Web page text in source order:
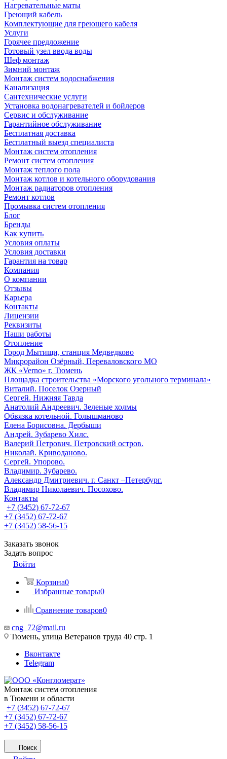
Нагревательные маты
Греющий кабель
Комплектующие для греющего кабеля
Услуги
Горячее предложение
Готовый узел ввода воды
Шеф монтаж
Зимний монтаж
Монтаж систем водоснабжения
Канализация
Сантехнические услуги
Установка водонагревателей и бойлеров
Сервис и обслуживание
Гарантийное обслуживание
Бесплатная доставка
Бесплатный выезд специалиста
Монтаж систем отопления
Ремонт систем отопления
Монтаж теплого пола
Монтаж котлов и котельного оборудования
Монтаж радиаторов отопления
Ремонт котлов
Промывка систем отопления
Блог
Бренды
Как купить
Условия оплаты
Условия доставки
Гарантия на товар
Компания
О компании
Отзывы
Карьера
Контакты
Лицензии
Реквизиты
Наши работы
Отопление
Город Мытищи, станция Медведково
Микрорайон Озёрный, Переваловского МО
ЖК «Verno» г. Тюмень
Площадка строительства «Морского угольного терминала»
Виталий. Поселок Озерный
Сергей. Нижняя Тавда
Анатолий Андреевич. Зеленые холмы
Обвязка котельной. Голышманово
Елена Борисовна. Дербыши
Андрей. Зубарево Хилс.
Валерий Петрович. Петровский остров.
Николай. Криводаново.
Сергей. Упорово.
Владимир. Зубарево.
Александр Дмитриевич. г. Санкт –Петербург.
Владимир Николаевич. Посохово.
Контакты
+7 (3452) 67-72-67
+7 (3452) 67-72-67
+7 (3452) 58-56-15
Заказать звонок
Задать вопрос
Войти
Корзина0
Избранные товары0
Сравнение товаров0
cng_72@mail.ru
Тюмень, улица Ветеранов труда 40 стр. 1
Вконтакте
Telegram
Монтаж систем отопления
в Тюмени и области
+7 (3452) 67-72-67
+7 (3452) 67-72-67
+7 (3452) 58-56-15
Поиск